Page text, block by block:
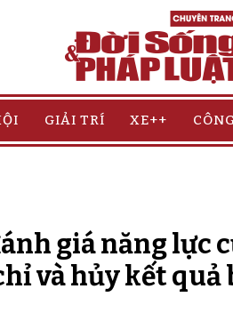
GIẢI TRÍ XE++
giá năng lực
và hủy kết quả